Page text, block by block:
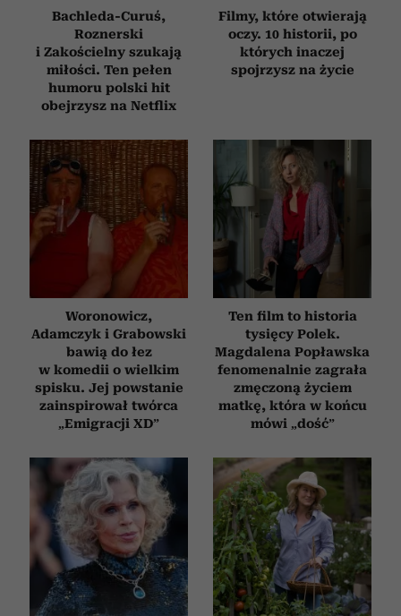
Bachleda-Curuś,
Roznerski
i Zakościelny szukają
miłości. Ten pełen
humoru polski hit
obejrzysz na Netflix
Filmy, które otwierają
oczy. 10 historii, po
których inaczej
spojrzysz na życie
Woronowicz,
Adamczyk i Grabowski
bawią do łez
w komedii o wielkim
spisku. Jej powstanie
zainspirował twórca
„Emigracji XD”
Ten film to historia
tysięcy Polek.
Magdalena Popławska
fenomenalnie zagrała
zmęczoną życiem
matkę, która w końcu
mówi „dość”